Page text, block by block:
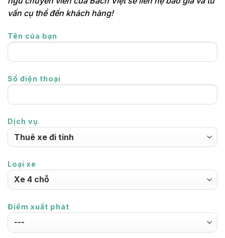
vấn cụ thể đến khách hàng!
Tên của bạn
Số điện thoại
Dịch vụ
Loại xe
Điểm xuất phát